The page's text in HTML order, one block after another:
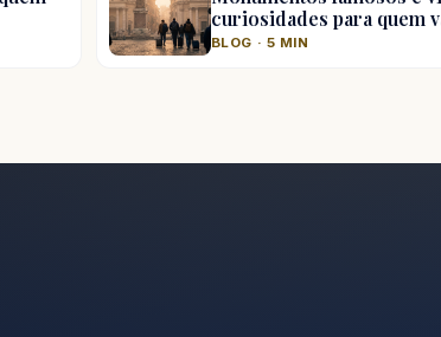
curiosidades para quem
BLOG · 5 MIN